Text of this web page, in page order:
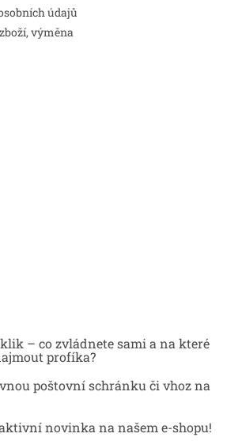
údajů
výměna
– co zvládnete sami a na které
profíka?
poštovní schránku či vhoz na
novinka na našem e-shopu!